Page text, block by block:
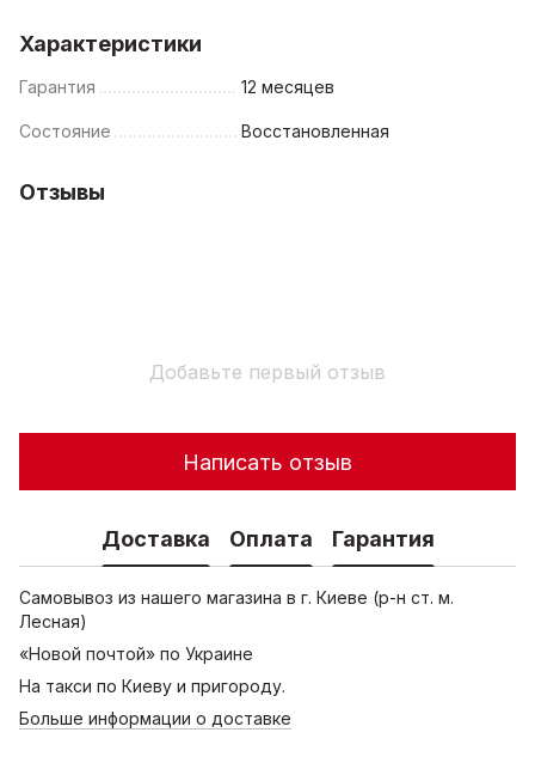
Характеристики
Гарантия 12 месяцев
Состояние Восстановленная
Отзывы
Добавьте первый отзыв
Написать отзыв
Доставка Оплата Гарантия
Самовывоз из нашего магазина в г. Киеве (р-н ст. м.
Лесная)
«Новой почтой» по Украине
На такси по Киеву и пригороду.
Больше информации о доставке